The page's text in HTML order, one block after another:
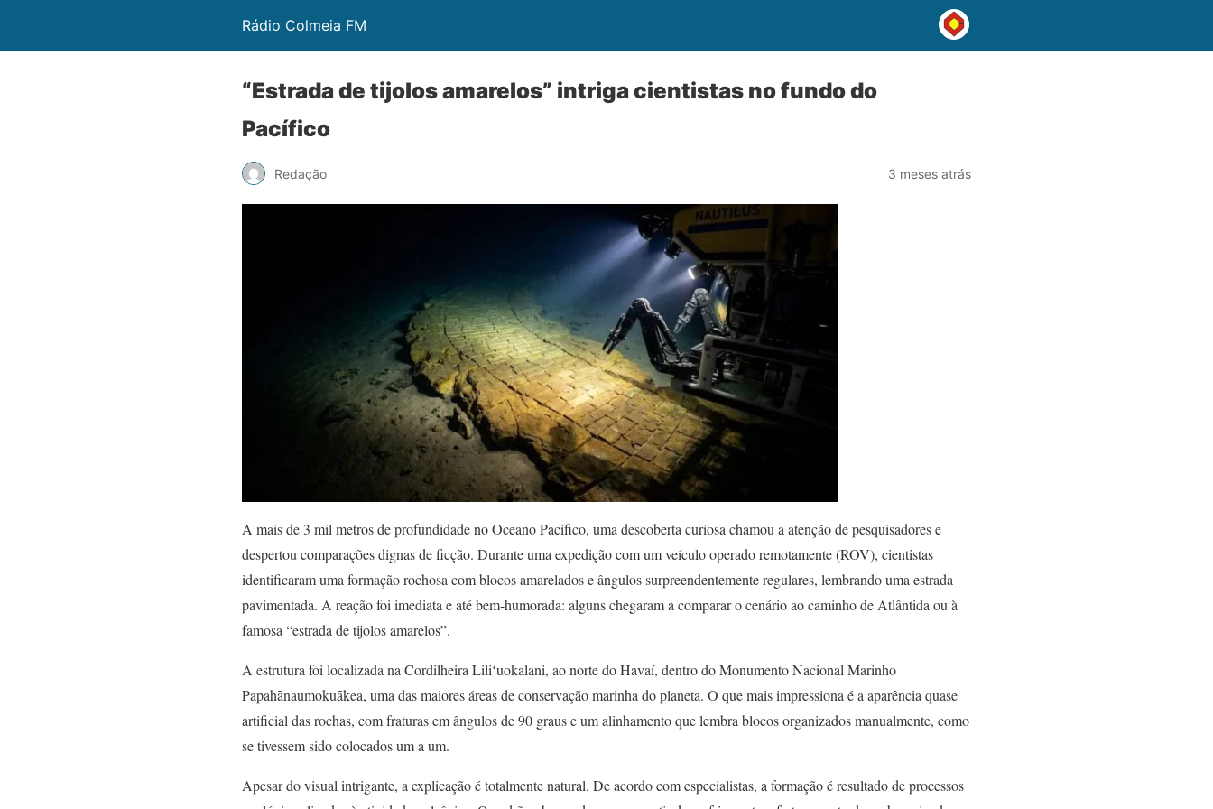
Rádio Colmeia FM
“Estrada de tijolos amarelos” intriga cientistas no fundo do
Pacífico
Redação 3 meses atrás
A mais de 3 mil metros de profundidade no Oceano Pacífico, uma descoberta curiosa chamou a atenção de pesquisadores e
despertou comparações dignas de ficção. Durante uma expedição com um veículo operado remotamente (ROV), cientistas
identificaram uma formação rochosa com blocos amarelados e ângulos surpreendentemente regulares, lembrando uma estrada
pavimentada. A reação foi imediata e até bem-humorada: alguns chegaram a comparar o cenário ao caminho de Atlântida ou à
famosa “estrada de tijolos amarelos”.
A estrutura foi localizada na Cordilheira Liliʻuokalani, ao norte do Havaí, dentro do Monumento Nacional Marinho
Papahānaumokuākea, uma das maiores áreas de conservação marinha do planeta. O que mais impressiona é a aparência quase
artificial das rochas, com fraturas em ângulos de 90 graus e um alinhamento que lembra blocos organizados manualmente, como
se tivessem sido colocados um a um.
Apesar do visual intrigante, a explicação é totalmente natural. De acordo com especialistas, a formação é resultado de processos